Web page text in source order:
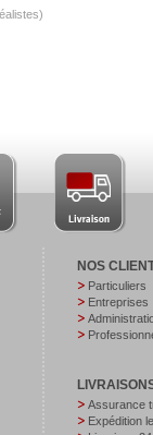
NOS
Particuliers
Entreprises
Assurance
Expédition